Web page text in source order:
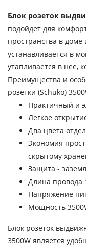
Блок розеток
подойдет для
пространства в
устанавливается в
утапливается в нее,
Преимущества и
розетки (Schuko)
Практичный и
Легкое
Два цвета
Экономия
скрытому
Защита -
Длина провода
Напряжение
Мощность
Блок розеток
3500W является